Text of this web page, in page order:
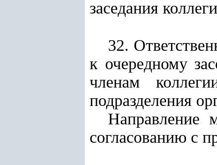
заседания
32.
к очередному
членам
подразделения
Направление
согласованию с